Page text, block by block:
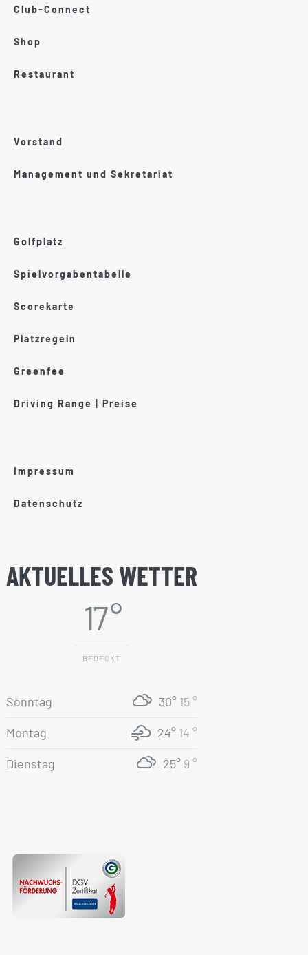
Club-Connect
Shop
Restaurant
Vorstand
Management und Sekretariat
Golfplatz
Spielvorgabentabelle
Scorekarte
Platzregeln
Greenfee
Driving Range | Preise
Impressum
Datenschutz
AKTUELLES WETTER
17 °
BEDECKT
Sonntag 30° 15 °
Montag 24° 14 °
Dienstag 25° 9 °